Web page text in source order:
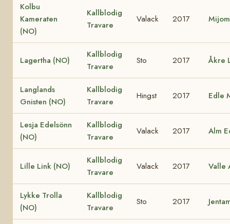
Kolbu
Kameraten
(NO)
Kallblodig
Travare
Valack 2017
Lagertha (NO)
Kallblodig
Travare
Sto 2017 Åkre
Langlands
Gnisten (NO)
Kallblodig
Travare
Hingst 2017 Edle
Lesja Edelsönn
(NO)
Kallblodig
Travare
Valack 2017 Alm
Lille Link (NO)
Kallblodig
Travare
Valack 2017 Valle
Lykke Trolla
(NO)
Kallblodig
Travare
Sto 2017